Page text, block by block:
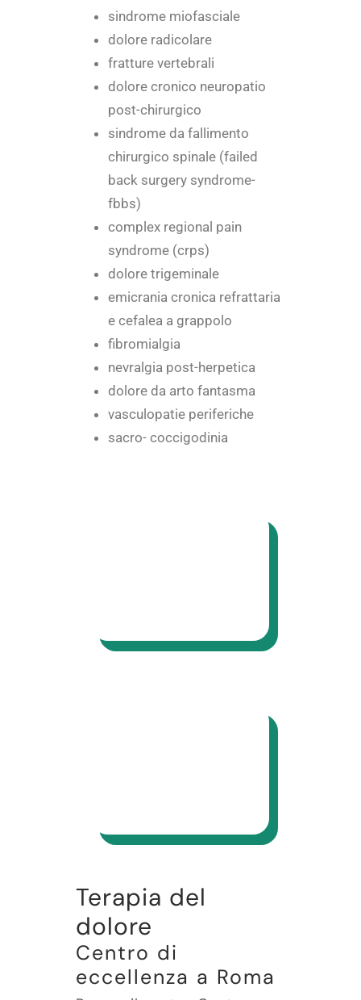
sindrome miofasciale
dolore radicolare
fratture vertebrali
dolore cronico neuropatio
post-chirurgico
sindrome da fallimento
chirurgico spinale (failed
back surgery syndrome-
fbbs)
complex regional pain
syndrome (crps)
dolore trigeminale
emicrania cronica refrattaria
e cefalea a grappolo
fibromialgia
nevralgia post-herpetica
dolore da arto fantasma
vasculopatie periferiche
sacro- coccigodinia
Terapia del
dolore
Centro di
eccellenza a Roma